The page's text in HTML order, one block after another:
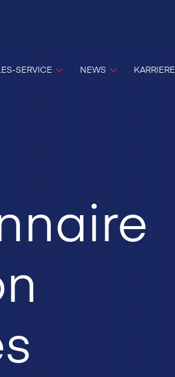
SERVICE NEWS KARRIERE